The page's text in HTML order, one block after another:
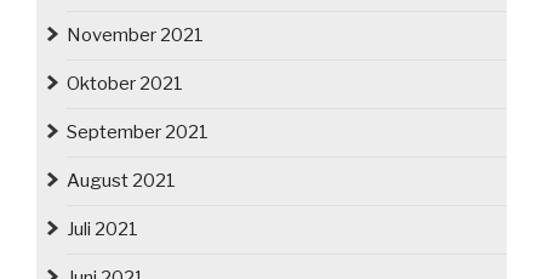
November 2021
Oktober 2021
September 2021
August 2021
Juli 2021